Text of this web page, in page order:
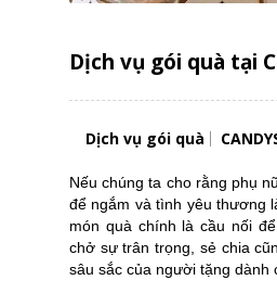
Dịch vụ gói quà tại
Dịch vụ gói quà
Nếu chúng ta cho rằng phụ
để ngắm và tình yêu thương
món quà chính là cầu nối
chở sự trân trọng, sẻ chia
sâu sắc của người tặng dành